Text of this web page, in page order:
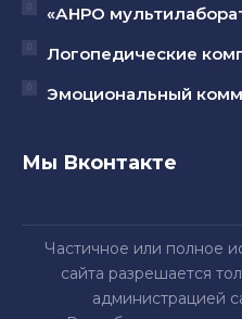
«АНРО
Логопедические
Эмоциональный
Мы Вконтакте
Частичное или полное
сайта разрешается
администрацией